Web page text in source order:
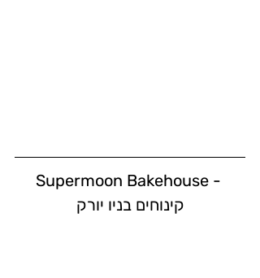
Supermoon Bakehouse -
קינוחים בניו יורק